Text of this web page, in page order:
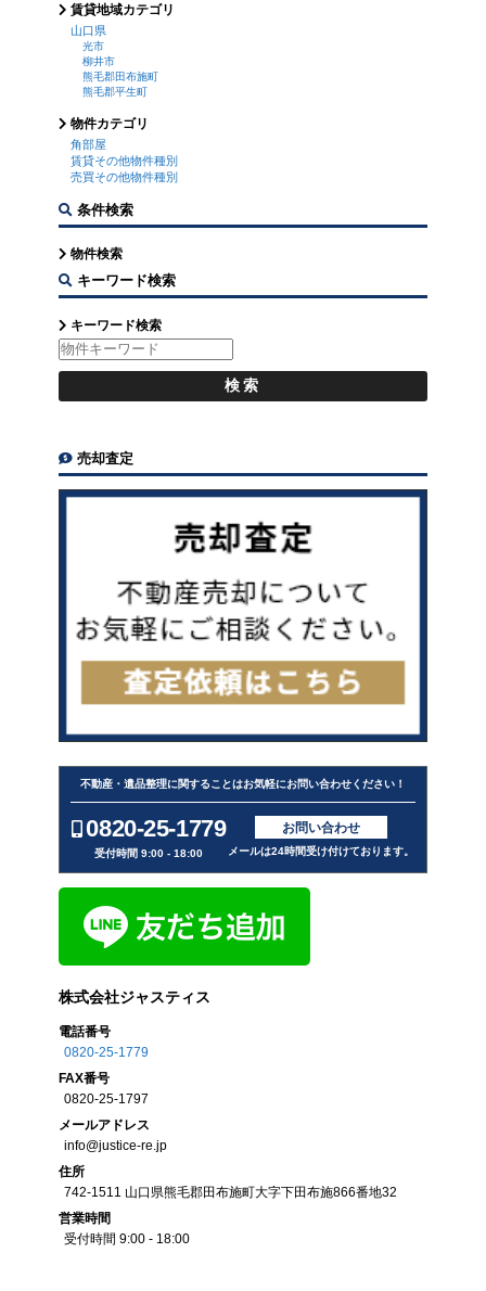
賃貸地域カテゴリ
山口県
光市
柳井市
熊毛郡田布施町
熊毛郡平生町
物件カテゴリ
角部屋
賃貸その他物件種別
売買その他物件種別
条件検索
物件検索
キーワード検索
キーワード検索
売却査定
不動産・遺品整理に関することはお気軽にお問い合わせください！
0820-25-1779
受付時間 9:00 - 18:00
お問い合わせ
メールは24時間受け付けております。
株式会社ジャスティス
電話番号
0820-25-1779
FAX番号
0820-25-1797
メールアドレス
info@justice-re.jp
住所
742-1511 山口県熊毛郡田布施町大字下田布施866番地32
営業時間
受付時間 9:00 - 18:00